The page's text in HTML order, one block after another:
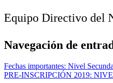
Equipo Directivo del
Navegación de
Fechas importantes: Nivel
PRE-INSCRIPCIÓN 2019: